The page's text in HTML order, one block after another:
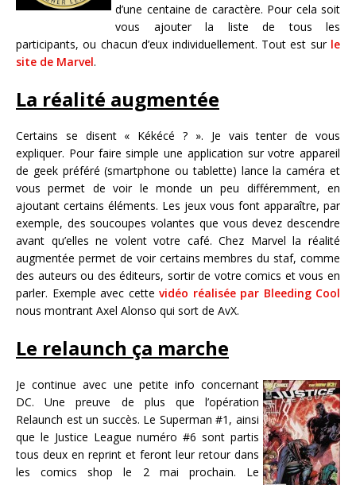
d’une centaine de caractère. Pour cela soit
vous ajouter la liste de tous les
participants, ou chacun d’eux individuellement. Tout est sur le
site de Marvel.
La réalité augmentée
Certains se disent « Kékécé ? ». Je vais tenter de vous
expliquer. Pour faire simple une application sur votre appareil
de geek préféré (smartphone ou tablette) lance la caméra et
vous permet de voir le monde un peu différemment, en
ajoutant certains éléments. Les jeux vous font apparaître, par
exemple, des soucoupes volantes que vous devez descendre
avant qu’elles ne volent votre café. Chez Marvel la réalité
augmentée permet de voir certains membres du staf, comme
des auteurs ou des éditeurs, sortir de votre comics et vous en
parler. Exemple avec cette vidéo réalisée par Bleeding Cool
nous montrant Axel Alonso qui sort de AvX.
Le relaunch ça marche
Je continue avec une petite info concernant
DC. Une preuve de plus que l’opération
Relaunch est un succès. Le Superman #1, ainsi
que le Justice League numéro #6 sont partis
tous deux en reprint et feront leur retour dans
les comics shop le 2 mai prochain. Le